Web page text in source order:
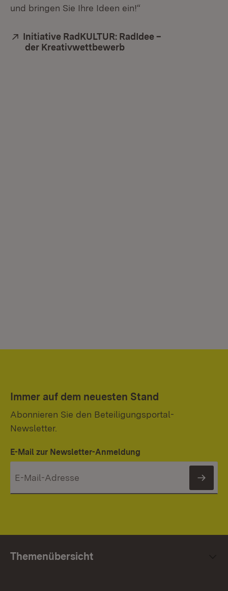
und bringen Sie Ihre Ideen ein!“
Extern:
Initiative RadKULTUR: RadIdee –
der Kreativwettbewerb
Immer auf dem neuesten Stand
Abonnieren Sie den Beteiligungsportal-
Newsletter.
E-Mail zur Newsletter-Anmeldung
Themenübersicht